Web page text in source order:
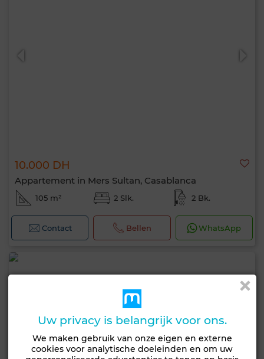
10.000 DH
Appartement in Mers Sultan, Casablanca
105 m² 2 Slk. 2 Bk.
Contact Bellen WhatsApp
Uw privacy is belangrijk voor ons.
We maken gebruik van onze eigen en externe
cookies voor analytische doeleinden en om uw